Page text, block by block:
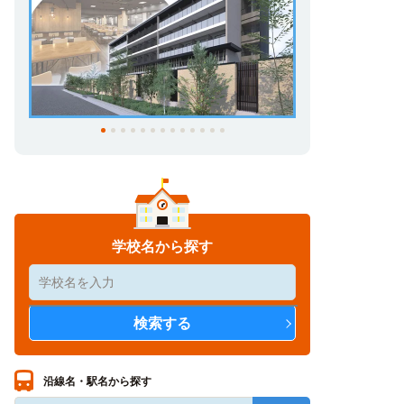
学校名から探す
沿線名・駅名から探す